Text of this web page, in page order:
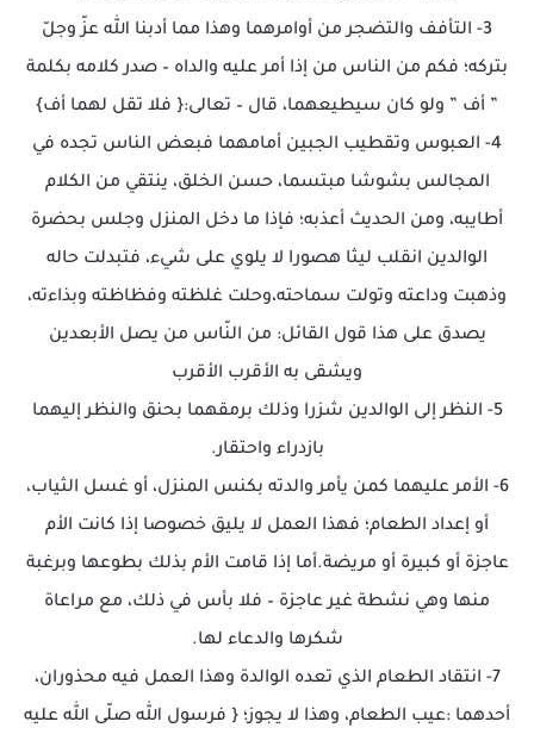
3- التأفف والتضجر من أوامرهما وهذا مما أدبنا الله عزّ وجلّ
بتركه؛ فكم من الناس من إذا أمر عليه والداه – صدر كلامه بكلمة
” أف ” ولو كان سيطيعهما، قال – تعالى:{ فلا تقل لهما أف}
4- العبوس وتقطيب الجبين أمامهما فبعض الناس تجده في
المجالس بشوشا مبتسما، حسن الخلق، ينتقي من الكلام
أطايبه، ومن الحديث أعذبه؛ فإذا ما دخل المنزل وجلس بحضرة
الوالدين انقلب ليثا هصورا لا يلوي على شيء، فتبدلت حاله
وذهبت وداعته وتولت سماحته،وحلت غلظته وفظاظته وبذاءته،
يصدق على هذا قول القائل: من النّاس من يصل الأبعدين
ويشقى به الأقرب الأقرب
5- النظر إلى الوالدين شزرا وذلك برمقهما بحنق والنظر إليهما
بازدراء واحتقار.
6- الأمر عليهما كمن يأمر والدته بكنس المنزل، أو غسل الثياب،
أو إعداد الطعام؛ فهذا العمل لا يليق خصوصا إذا كانت الأم
عاجزة أو كبيرة أو مريضة.أما إذا قامت الأم بذلك بطوعها وبرغبة
منها وهي نشطة غير عاجزة – فلا بأس في ذلك، مع مراعاة
شكرها والدعاء لها.
7- انتقاد الطعام الذي تعده الوالدة وهذا العمل فيه محذوران،
أحدهما :عيب الطعام، وهذا لا يجوز؛ { فرسول الله صلّى الله عليه